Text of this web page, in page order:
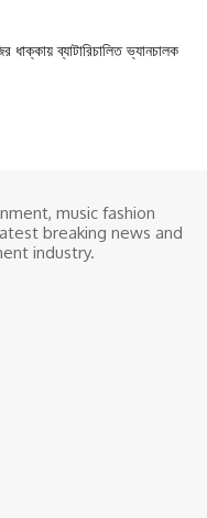
ধাক্কায় ব্যাটারিচালিত ভ্যানচালক
music fashion
breaking news and
industry.